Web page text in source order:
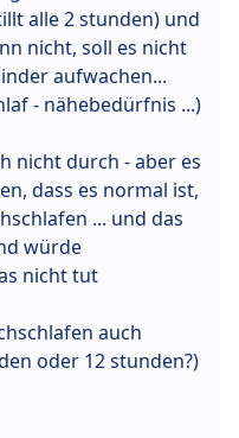
alle 2 stunden) und
nicht, soll es nicht
aufwachen...
- nähebedürfnis ...)
nicht durch - aber es
dass es normal ist,
... und das
würde
nicht tut
auch
oder 12 stunden?)